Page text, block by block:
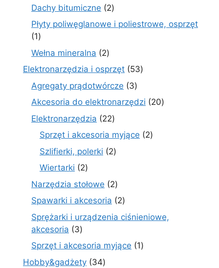
Dachy bitumiczne 22
produkty
Płyty poliwęglanowe i poliestrowe, osprzęt
11
produkt
Wełna mineralna 22
produkty
Elektronarzędzia i osprzęt 5353
Agregaty prądotwórcze 33
produkty
Akcesoria do elektronarzędzi 2020
Elektronarzędzia 2222
produkty
Sprzęt i akcesoria myjące 22
Szlifierki, polerki 22
Wiertarki 22
produkty
Narzędzia stołowe 22
produkty
Spawarki i akcesoria 22
produkty
Sprężarki i urządzenia ciśnieniowe,
akcesoria
33
produkty
Sprzęt i akcesoria myjące 11
Hobby&gadżety 3434